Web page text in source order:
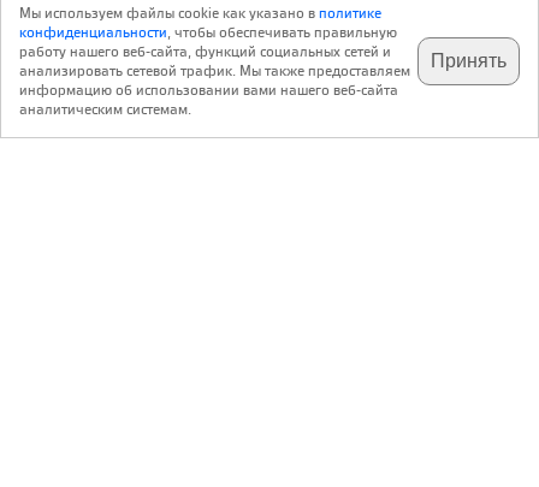
подпишитесь на наш
телеграм @archi_ru
✕
Мы используем файлы cookie как указано вполитике
конфиденциальности, чтобы обеспечивать правильную
работу нашего веб-сайта, функций социальных сетей и
анализировать сетевой трафик. Мы также предоставляем
информацию об использовании вами нашего веб-сайта
аналитическим системам.
Принять